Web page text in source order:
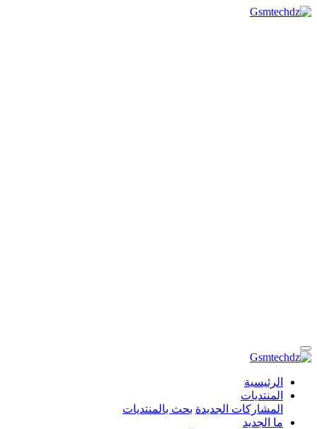
الرئيسية
المنتديات
المشاركات الجديدة بحث بالمنتديات
ما الجديد